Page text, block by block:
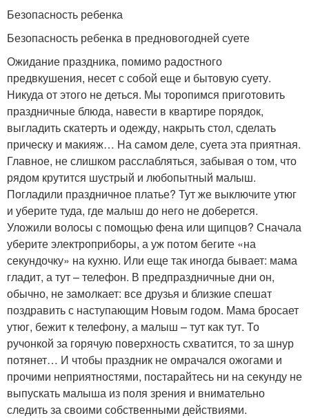
Безопасность ребенка
Безопасность ребенка в предновогодней суете
Ожидание праздника, помимо радостного
предвкушения, несет с собой еще и бытовую суету.
Никуда от этого не деться. Мы торопимся приготовить
праздничные блюда, навести в квартире порядок,
выгладить скатерть и одежду, накрыть стол, сделать
прическу и макияж… На самом деле, суета эта приятная.
Главное, не слишком расслабляться, забывая о том, что
рядом крутится шустрый и любопытный малыш.
Погладили праздничное платье? Тут же выключите утюг
и уберите туда, где малыш до него не доберется.
Уложили волосы с помощью фена или щипцов? Сначала
уберите электроприборы, а уж потом бегите «на
секундочку» на кухню. Или еще так иногда бывает: мама
гладит, а тут – телефон. В предпраздничные дни он,
обычно, не замолкает: все друзья и близкие спешат
поздравить с наступающим Новым годом. Мама бросает
утюг, бежит к телефону, а малыш – тут как тут. То
ручонкой за горячую поверхность схватится, то за шнур
потянет… И чтобы праздник не омрачался ожогами и
прочими неприятностями, постарайтесь ни на секунду не
выпускать малыша из поля зрения и внимательно
следить за своими собственными действиями.